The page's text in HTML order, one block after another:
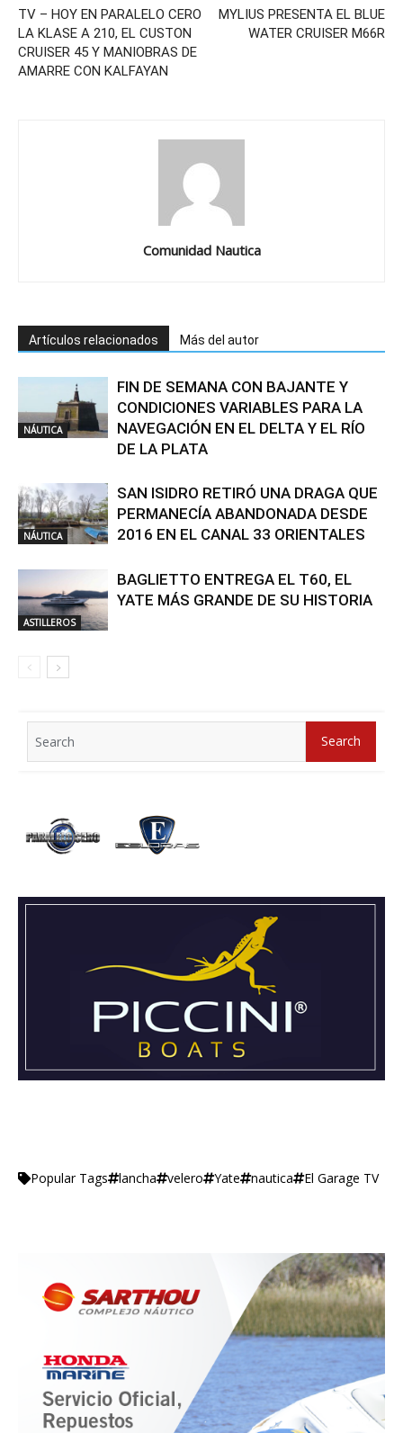
TV – HOY EN PARALELO CERO
LA KLASE A 210, EL CUSTON
CRUISER 45 Y MANIOBRAS DE
AMARRE CON KALFAYAN
MYLIUS PRESENTA EL BLUE
WATER CRUISER M66R
Comunidad Nautica
Artículos relacionados Más del autor
NÁUTICA
FIN DE SEMANA CON BAJANTE Y
CONDICIONES VARIABLES PARA LA
NAVEGACIÓN EN EL DELTA Y EL RÍO
DE LA PLATA
NÁUTICA
SAN ISIDRO RETIRÓ UNA DRAGA QUE
PERMANECÍA ABANDONADA DESDE
2016 EN EL CANAL 33 ORIENTALES
ASTILLEROS
BAGLIETTO ENTREGA EL T60, EL
YATE MÁS GRANDE DE SU HISTORIA
for:
Search
Popular Tags lancha velero Yate nautica El Garage TV